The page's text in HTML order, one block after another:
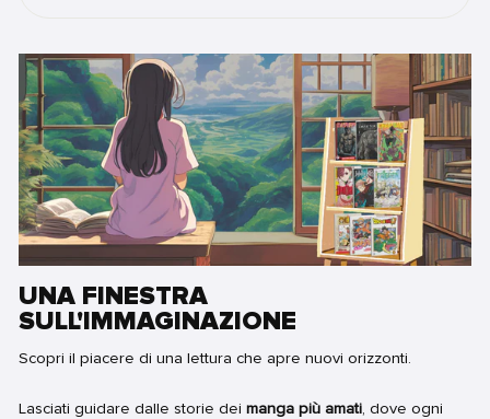
UNA FINESTRA
SULL'IMMAGINAZIONE
Scopri il piacere di una lettura che apre nuovi orizzonti.
Lasciati guidare dalle storie dei manga più amati, dove ogni